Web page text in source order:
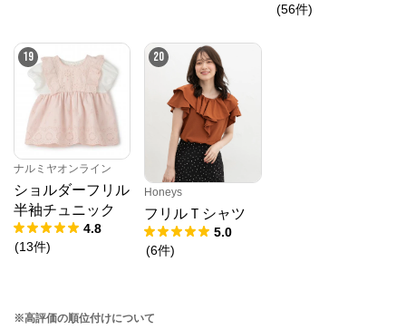
ー入り)
(56件)
19
ナルミヤオンライン
ショルダーフリル
半袖チュニック
4.8
(13件)
20
Honeys
フリルＴシャツ
5.0
(6件)
※高評価の順位付けについて